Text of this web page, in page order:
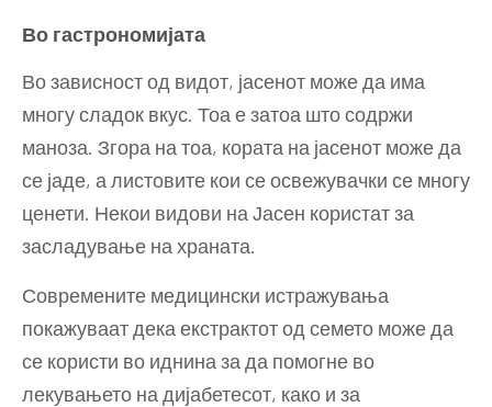
Во гастрономијата
Во зависност од видот, јасенот може да има
многу сладок вкус. Тоа е затоа што содржи
маноза. Згора на тоа, кората на јасенот може да
се јаде, а листовите кои се освежувачки се многу
ценети. Некои видови на Јасен користат за
засладување на храната.
Современите медицински истражувања
покажуваат дека екстрактот од семето може да
се користи во иднина за да помогне во
лекувањето на дијабетесот, како и за